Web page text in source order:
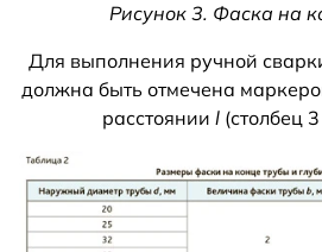
Рисунок 3. Фаска на
Для выполнения ручной
должна быть отмечена
расстоянии l(столбец